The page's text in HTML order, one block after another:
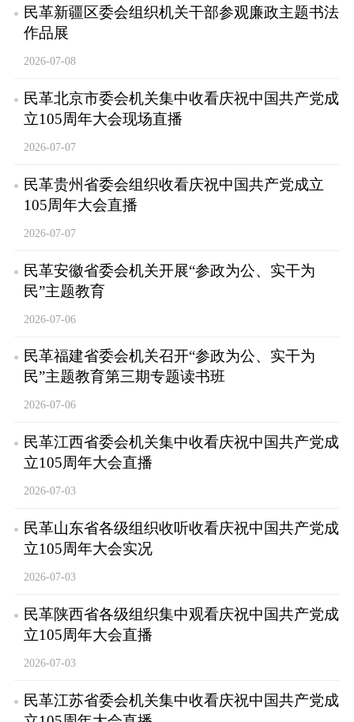
民革新疆区委会组织机关干部参观廉政主题书法
作品展
2026-07-08
民革北京市委会机关集中收看庆祝中国共产党成
立105周年大会现场直播
2026-07-07
民革贵州省委会组织收看庆祝中国共产党成立
105周年大会直播
2026-07-07
民革安徽省委会机关开展“参政为公、实干为
民”主题教育
2026-07-06
民革福建省委会机关召开“参政为公、实干为
民”主题教育第三期专题读书班
2026-07-06
民革江西省委会机关集中收看庆祝中国共产党成
立105周年大会直播
2026-07-03
民革山东省各级组织收听收看庆祝中国共产党成
立105周年大会实况
2026-07-03
民革陕西省各级组织集中观看庆祝中国共产党成
立105周年大会直播
2026-07-03
民革江苏省委会机关集中收看庆祝中国共产党成